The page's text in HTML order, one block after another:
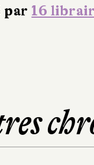
par 16